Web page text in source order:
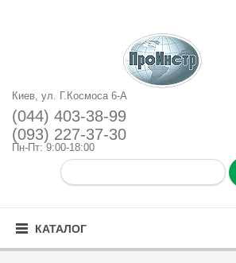
Киев, ул. Г.Космоса 6-А
(044) 403-38-99
(093) 227-37-30
Пн-Пт: 9:00-18:00
КАТАЛОГ